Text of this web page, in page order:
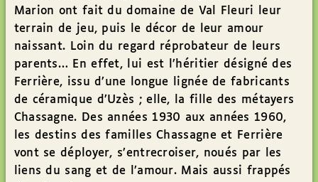
Marion ont fait du domaine de Val Fleuri leur
terrain de jeu, puis le décor de leur amour
naissant. Loin du regard réprobateur de leurs
parents… En effet, lui est l’héritier désigné des
Ferrière, issu d’une longue lignée de fabricants
de céramique d’Uzès ; elle, la fille des métayers
Chassagne. Des années 1930 aux années 1960,
les destins des familles Chassagne et Ferrière
vont se déployer, s’entrecroiser, noués par les
liens du sang et de l’amour. Mais aussi frappés